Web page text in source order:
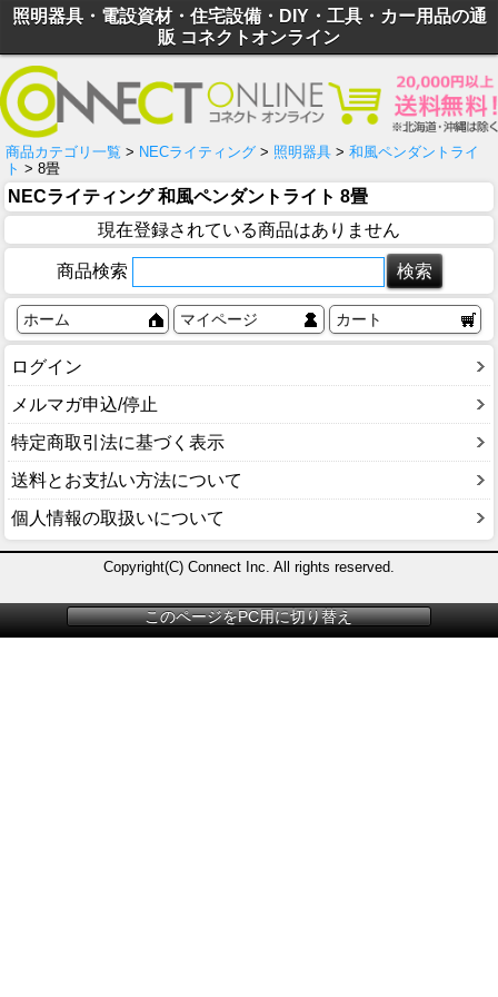
照明器具・電設資材・住宅設備・DIY・工具・カー用品の通
販 コネクトオンライン
商品カテゴリ一覧 > NECライティング > 照明器具 > 和風ペンダントライ
ト > 8畳
NECライティング 和風ペンダントライト 8畳
現在登録されている商品はありません
商品検索
ホーム マイページ カート
ログイン
メルマガ申込/停止
特定商取引法に基づく表示
送料とお支払い方法について
個人情報の取扱いについて
Copyright(C) Connect Inc. All rights reserved.
このページをPC用に切り替え